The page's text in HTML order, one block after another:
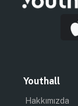
Youthall
Hakkımızda